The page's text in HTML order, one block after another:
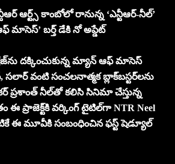
ఆర్ట్స్ కాంబోలో రానున్న ‘ఎన్టీఆర్-నీల్’
మాసెస్’ బర్త్ డేకి నో అప్డేట్
దక్కించుకున్న మ్యాన్ ఆఫ్ మాసెస్
వంటి సంచలనాత్మక బ్లాక్‌బస్టర్‌లను
ప్రశాంత్ నీల్‌తో కలిసి సినిమా చేస్తున్న
ఈ ప్రాజెక్ట్‌కి వర్కింగ్ టైటిల్‌గా NTR Neel
ఈ మూవీకి సంబంధించిన ఫస్ట్ షెడ్యూల్